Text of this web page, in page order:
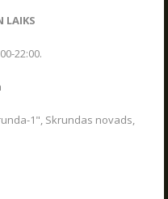
LAIKS
22:00.
1", Skrundas novads,